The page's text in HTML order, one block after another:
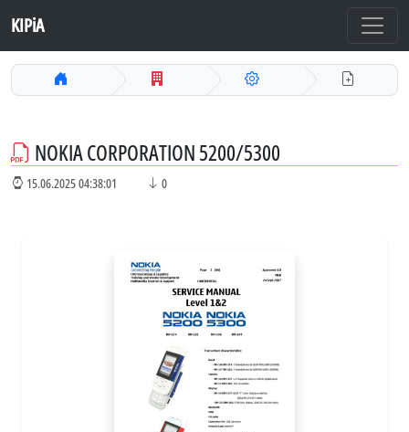
KIPiA
NOKIA CORPORATION 5200/5300
15.06.2025 04:38:01 0